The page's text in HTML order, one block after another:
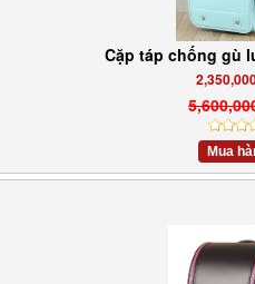
Cặp táp chống gù
Mua